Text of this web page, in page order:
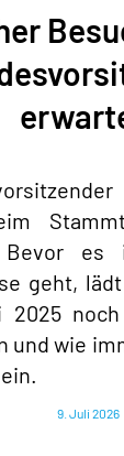
es
geht,
2025
und wie
9. Juli 2026